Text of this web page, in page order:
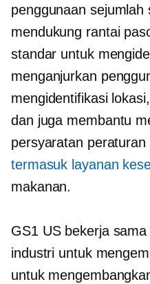
penggunaan
mendukung rantai
standar untuk
menganjurkan
mengidentifikasi
dan juga membantu
persyaratan
termasuk layanan
makanan.
GS1 US bekerja
industri untuk
untuk